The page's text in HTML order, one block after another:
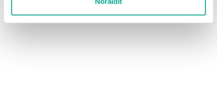
sīkdatņu politikuun ir iespēja atsaukt savu
piekrišanu sadaļā “Sīkdatņu iestatījumi”.